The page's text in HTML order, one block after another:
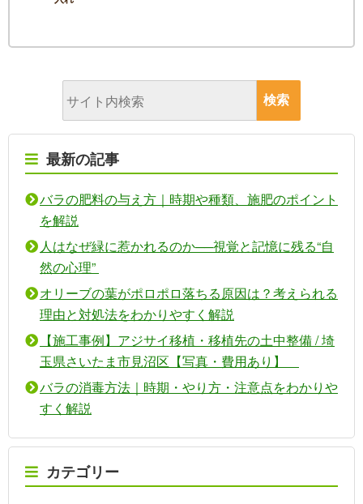
最新の記事
バラの肥料の与え方｜時期や種類、施肥のポイント
を解説
人はなぜ緑に惹かれるのか──視覚と記憶に残る“自
然の心理”
オリーブの葉がポロポロ落ちる原因は？考えられる
理由と対処法をわかりやすく解説
【施工事例】アジサイ移植・移植先の土中整備 / 埼
玉県さいたま市見沼区【写真・費用あり】
バラの消毒方法｜時期・やり方・注意点をわかりや
すく解説
カテゴリー